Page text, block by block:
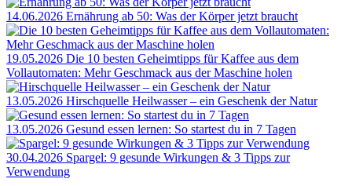
14.06.2026 Ernährung ab 50: Was der Körper jetzt braucht
19.05.2026 Die 10 besten Geheimtipps für Kaffee aus dem
Vollautomaten: Mehr Geschmack aus der Maschine holen
13.05.2026 Hirschquelle Heilwasser – ein Geschenk der Natur
13.05.2026 Gesund essen lernen: So startest du in 7 Tagen
30.04.2026 Spargel: 9 gesunde Wirkungen & 3 Tipps zur
Verwendung